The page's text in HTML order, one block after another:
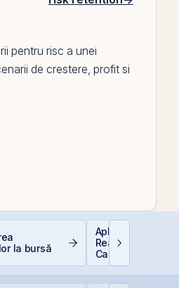
pentru risc a unei
de crestere, profit si
la bursă
Aplicații AI în
Reală: 10
Care Transformă
Industriile